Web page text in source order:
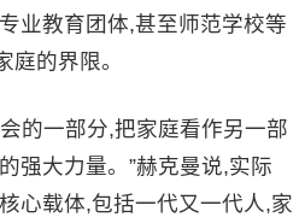
业教育团体,甚至师范学校等
的界限。
一部分,把家庭看作另一部
强大力量。”赫克曼说,实际
心载体,包括一代又一代人,家